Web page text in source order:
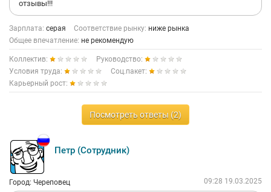
отзывы!!!
Зарплата: серая Соответствие рынку: ниже рынка
Общее впечатление: не рекомендую
Коллектив:
Руководство:
Условия труда:
Соц.пакет:
Карьерный рост:
Посмотреть ответы (2)
Петр (Сотрудник)
Город: Череповец 09:28 19.03.2025